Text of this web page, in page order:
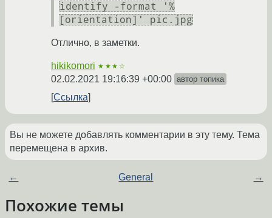
identify -format '%
[orientation]' pic.jpg
Отлично, в заметки.
hikikomori ★★★☆
02.02.2021 19:16:39 +00:00 автор топика
Ссылка
Вы не можете добавлять комментарии в эту тему. Тема
перемещена в архив.
← General →
Похожие темы